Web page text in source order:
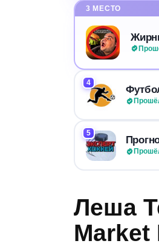
3 МЕСТО
4
5
Леша
Market